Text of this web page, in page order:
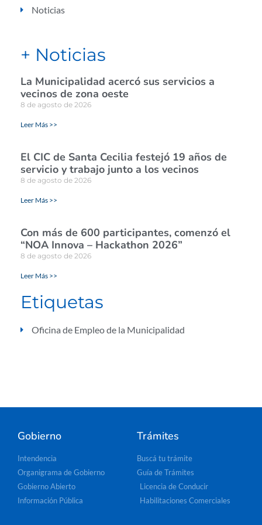
Noticias
+ Noticias
La Municipalidad acercó sus servicios a
vecinos de zona oeste
8 de agosto de 2026
Leer Más >>
El CIC de Santa Cecilia festejó 19 años de
servicio y trabajo junto a los vecinos
8 de agosto de 2026
Leer Más >>
Con más de 600 participantes, comenzó el
“NOA Innova – Hackathon 2026”
8 de agosto de 2026
Leer Más >>
Etiquetas
Oficina de Empleo de la Municipalidad
Gobierno
Intendencia
Organigrama de Gobierno
Gobierno Abierto
Información Pública
Trámites
Buscá tu trámite
Guía de Trámites
Licencia de Conducir
Habilitaciones Comerciales